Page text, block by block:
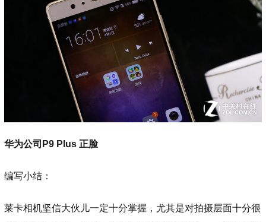
华为公司P9 Plus 正脸
编写小结：
莱卡相机坚信大伙儿一定十分掌握，尤其是对拍摄层面十分很